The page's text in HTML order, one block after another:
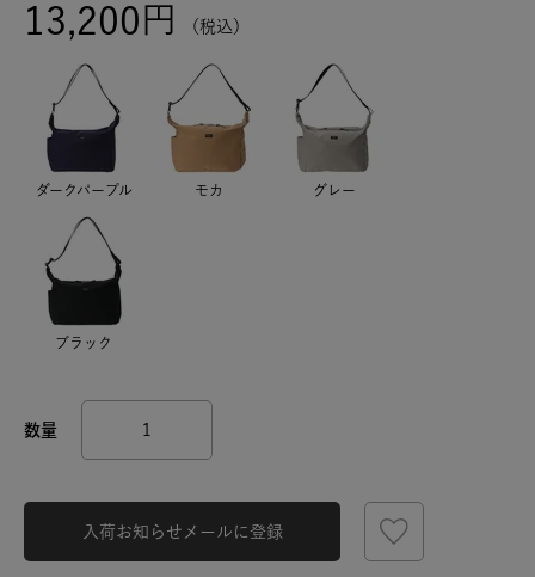
13,200 税込
ダークパープル モカ グレー
ブラック
入荷お知らせメールに登録